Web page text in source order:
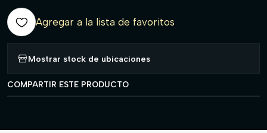
Agregar a la lista de favoritos
Mostrar stock de ubicaciones
COMPARTIR ESTE PRODUCTO